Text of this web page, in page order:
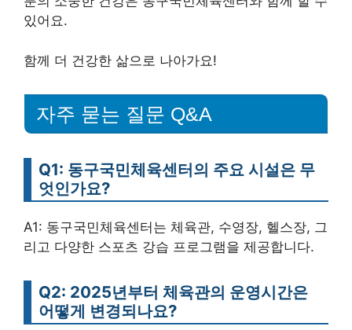
있어요.
함께 더 건강한 삶으로 나아가요!
자주 묻는 질문 Q&A
Q1: 동구국민체육센터의 주요 시설은 무
엇인가요?
A1: 동구국민체육센터는 체육관, 수영장, 헬스장, 그
리고 다양한 스포츠 강습 프로그램을 제공합니다.
Q2: 2025년부터 체육관의 운영시간은
어떻게 변경되나요?